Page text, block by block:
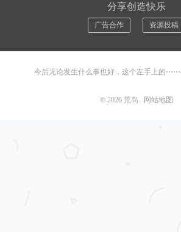
分享创造快乐
广告合作 资源投稿
今后无论发生什么事也好，这个左手上的⋯⋯
© 2026 荒岛 网站地图